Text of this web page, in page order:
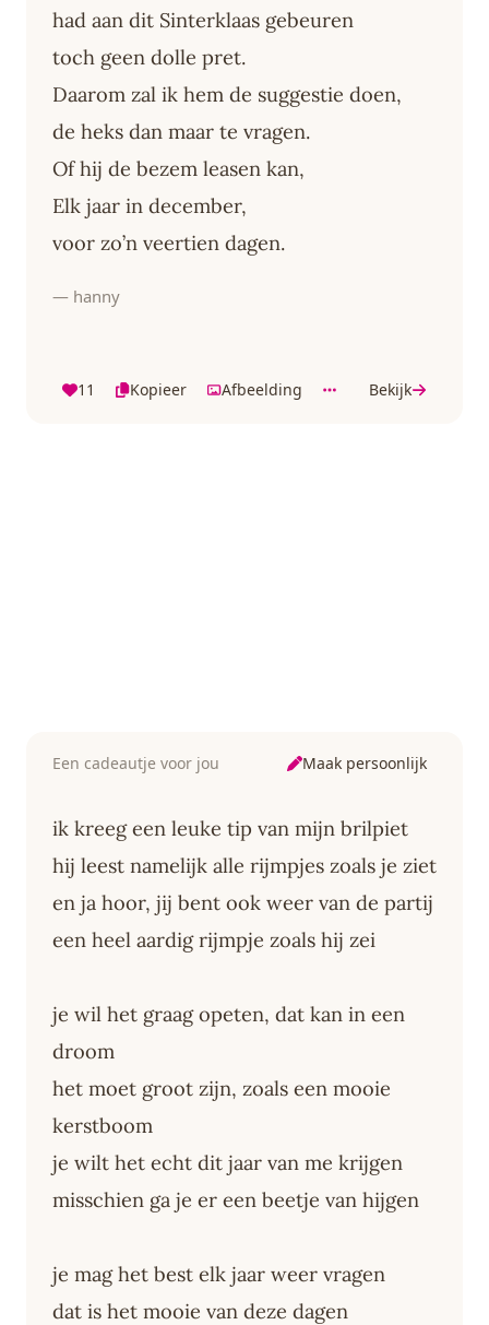
had aan dit Sinterklaas gebeuren
toch geen dolle pret.
Daarom zal ik hem de suggestie doen,
de heks dan maar te vragen.
Of hij de bezem leasen kan,
Elk jaar in december,
voor zo’n veertien dagen.
— hanny
11 Kopieer Afbeelding Bekijk
Een cadeautje voor jou Maak persoonlijk
ik kreeg een leuke tip van mijn brilpiet
hij leest namelijk alle rijmpjes zoals je ziet
en ja hoor, jij bent ook weer van de partij
een heel aardig rijmpje zoals hij zei
je wil het graag opeten, dat kan in een
droom
het moet groot zijn, zoals een mooie
kerstboom
je wilt het echt dit jaar van me krijgen
misschien ga je er een beetje van hijgen
je mag het best elk jaar weer vragen
dat is het mooie van deze dagen